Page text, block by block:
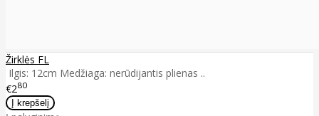
Žirklės FL
Ilgis: 12cm Medžiaga: nerūdijantis plienas ..
€280